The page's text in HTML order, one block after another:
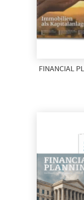
FINANCIAL